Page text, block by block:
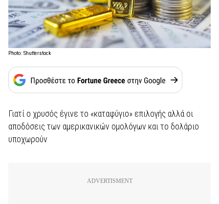
Photo: Shutterstock
Γιατί ο χρυσός έγινε το «καταφύγιο» επιλογής αλλά οι
αποδόσεις των αμερικανικών ομολόγων και το δολάριο
υποχωρούν